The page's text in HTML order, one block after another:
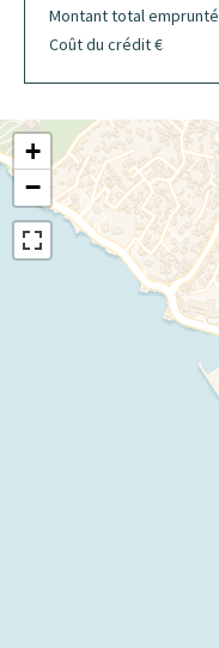
Montant total emprunté
Coût du crédit€
+
−